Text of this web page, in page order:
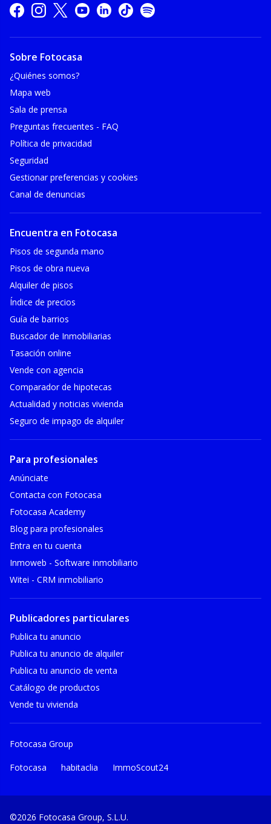
Sobre Fotocasa
¿Quiénes somos?
Mapa web
Sala de prensa
Preguntas frecuentes - FAQ
Política de privacidad
Seguridad
Gestionar preferencias y cookies
Canal de denuncias
Encuentra en Fotocasa
Pisos de segunda mano
Pisos de obra nueva
Alquiler de pisos
Índice de precios
Guía de barrios
Buscador de Inmobiliarias
Tasación online
Vende con agencia
Comparador de hipotecas
Actualidad y noticias vivienda
Seguro de impago de alquiler
Para profesionales
Anúnciate
Contacta con Fotocasa
Fotocasa Academy
Blog para profesionales
Entra en tu cuenta
Inmoweb - Software inmobiliario
Witei - CRM inmobiliario
Publicadores particulares
Publica tu anuncio
Publica tu anuncio de alquiler
Publica tu anuncio de venta
Catálogo de productos
Vende tu vivienda
Fotocasa Group
Fotocasa habitaclia ImmoScout24
©2026 Fotocasa Group, S.L.U.